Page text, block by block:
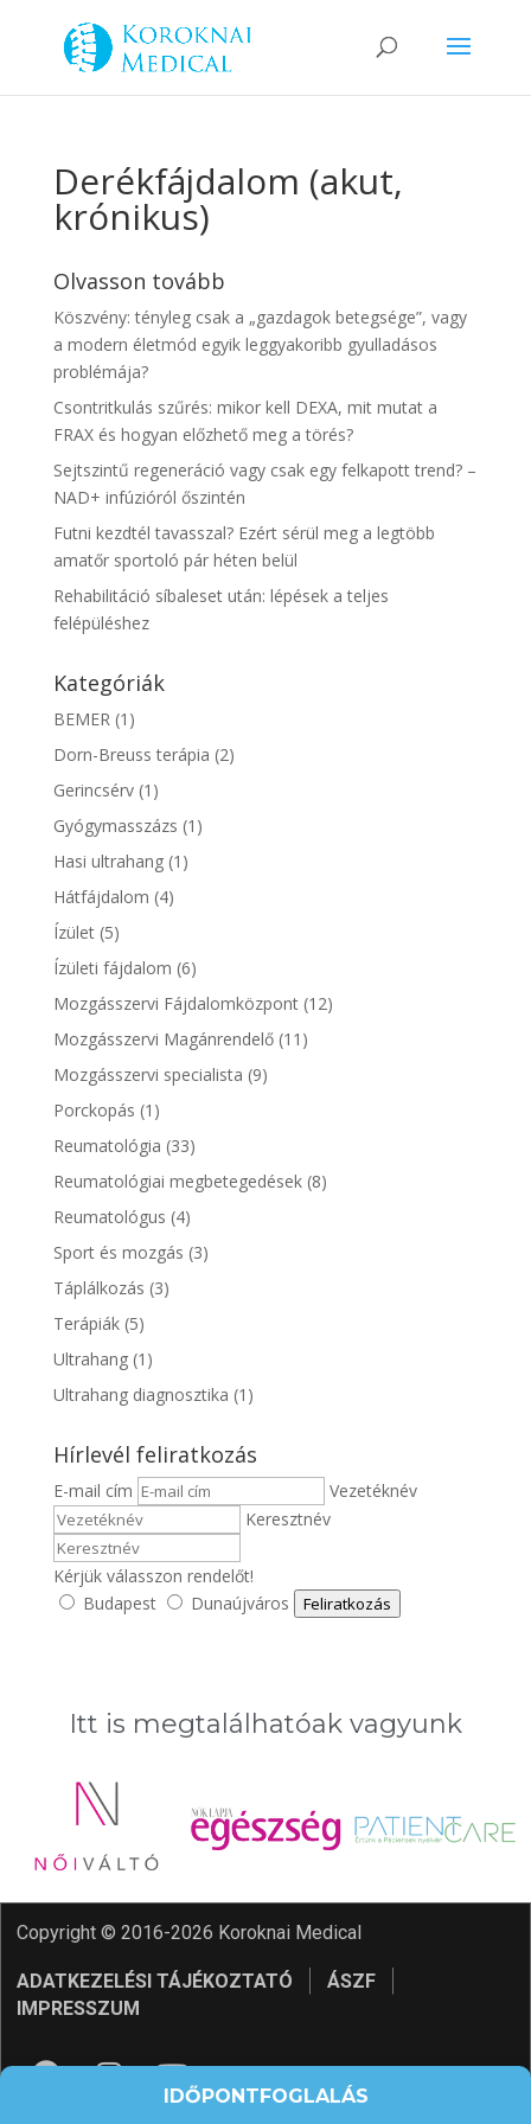
Derékfájdalom (akut,
krónikus)
Olvasson tovább
Köszvény: tényleg csak a „gazdagok betegsége”, vagy
a modern életmód egyik leggyakoribb gyulladásos
problémája?
Csontritkulás szűrés: mikor kell DEXA, mit mutat a
FRAX és hogyan előzhető meg a törés?
Sejtszintű regeneráció vagy csak egy felkapott trend? –
NAD+ infúzióról őszintén
Futni kezdtél tavasszal? Ezért sérül meg a legtöbb
amatőr sportoló pár héten belül
Rehabilitáció síbaleset után: lépések a teljes
felépüléshez
Kategóriák
BEMER(1)
Dorn-Breuss terápia (2)
Gerincsérv(1)
Gyógymasszázs (1)
Hasi ultrahang(1)
Hátfájdalom (4)
Ízület(5)
Ízületi fájdalom (6)
Mozgásszervi Fájdalomközpont(12)
Mozgásszervi Magánrendelő(11)
Mozgásszervi specialista (9)
Porckopás (1)
Reumatológia (33)
Reumatológiai megbetegedések(8)
Reumatológus (4)
Sport és mozgás (3)
Táplálkozás (3)
Terápiák(5)
Ultrahang(1)
Ultrahang diagnosztika (1)
Hírlevél feliratkozás
E-mail cím
Vezetéknév
Keresztnév
Kérjük válasszon rendelőt!
Budapest
Dunaújváros Feliratkozás
Itt is megtalálhatóak vagyunk
Copyright © 2016-2026 Koroknai Medical
ADATKEZELÉSI TÁJÉKOZTATÓ
ÁSZF
IMPRESSZUM
IDŐPONTFOGLALÁS